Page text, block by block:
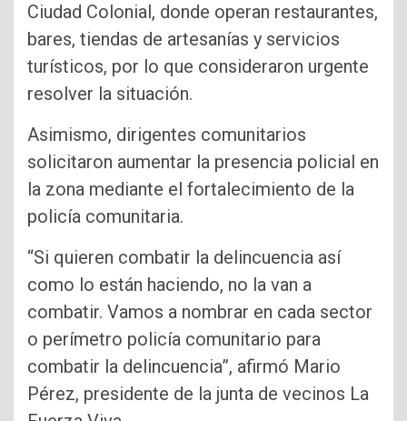
Ciudad Colonial, donde operan restaurantes,
bares, tiendas de artesanías y servicios
turísticos, por lo que consideraron urgente
resolver la situación.
Asimismo, dirigentes comunitarios
solicitaron aumentar la presencia policial en
la zona mediante el fortalecimiento de la
policía comunitaria.
“Si quieren combatir la delincuencia así
como lo están haciendo, no la van a
combatir. Vamos a nombrar en cada sector
o perímetro policía comunitario para
combatir la delincuencia”, afirmó Mario
Pérez, presidente de la junta de vecinos La